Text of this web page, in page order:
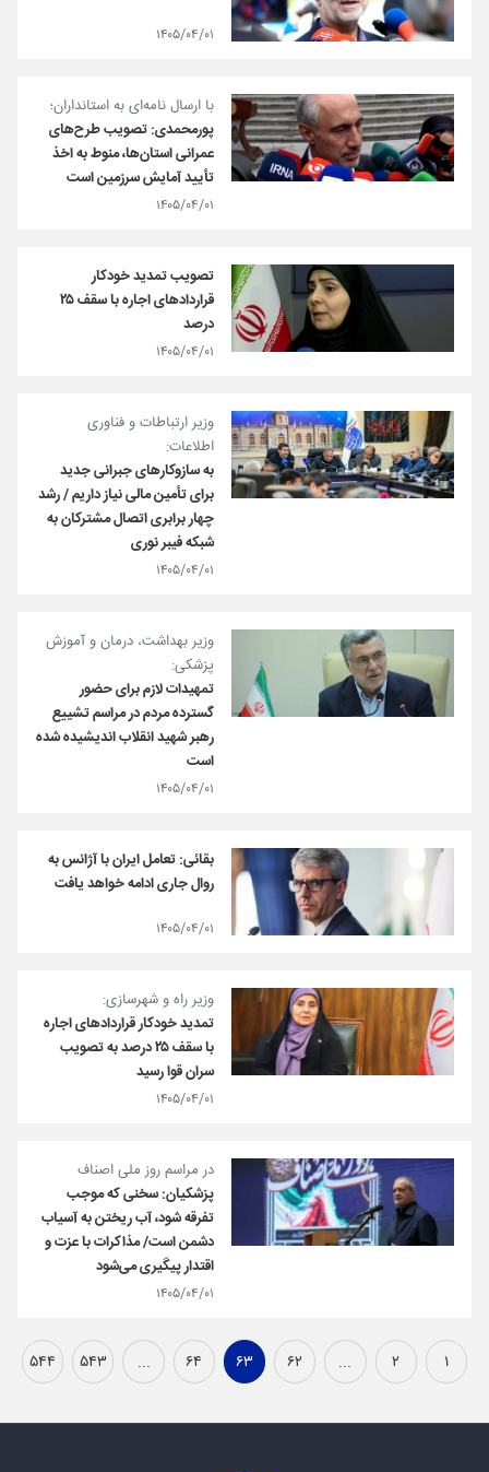
۱۴۰۵/۰۴/۰۱
با ارسال نامه‌ای به استانداران؛
پورمحمدی: تصویب طرح‌های
عمرانی استان‌ها، منوط به اخذ
تأیید آمایش سرزمین است
۱۴۰۵/۰۴/۰۱
تصویب تمدید خودکار
قرارداد‌های اجاره با سقف ۲۵
درصد
۱۴۰۵/۰۴/۰۱
وزیر ارتباطات و فناوری
اطلاعات:
به سازوکارهای جبرانی جدید
برای تأمین مالی نیاز داریم / رشد
چهار برابری اتصال مشترکان به
شبکه فیبر نوری
۱۴۰۵/۰۴/۰۱
وزیر بهداشت، درمان و آموزش
پزشکی:
تمهیدات لازم برای حضور
گسترده مردم در مراسم تشییع
رهبر شهید انقلاب اندیشیده شده
است
۱۴۰۵/۰۴/۰۱
بقائی: تعامل ایران با آژانس به
روال جاری ادامه خواهد یافت
۱۴۰۵/۰۴/۰۱
وزیر راه و شهرسازی:
تمدید خودکار قراردادهای اجاره
با سقف ۲۵ درصد به تصویب
سران قوا رسید
۱۴۰۵/۰۴/۰۱
در مراسم روز ملی اصناف
پزشکیان: سخنی که موجب
تفرقه شود، آب ریختن به آسیاب
دشمن است/ مذاکرات با عزت و
اقتدار پیگیری می‌شود
۱۴۰۵/۰۴/۰۱
۱ ۲ ... ۶۲ ۶۳ ۶۴ ... ۵۴۳ ۵۴۴